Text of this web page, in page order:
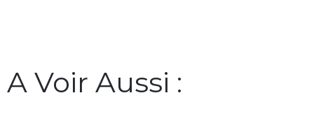
A Voir Aussi :